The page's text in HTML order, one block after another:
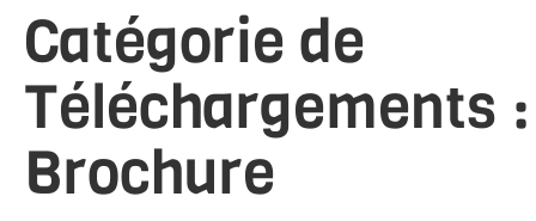
Catégorie de
Téléchargements :
Brochure